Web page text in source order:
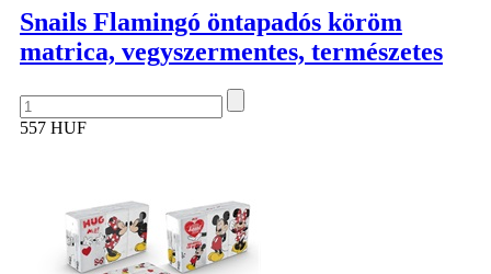
Snails Flamingó öntapadós köröm
matrica, vegyszermentes, természetes
557 HUF